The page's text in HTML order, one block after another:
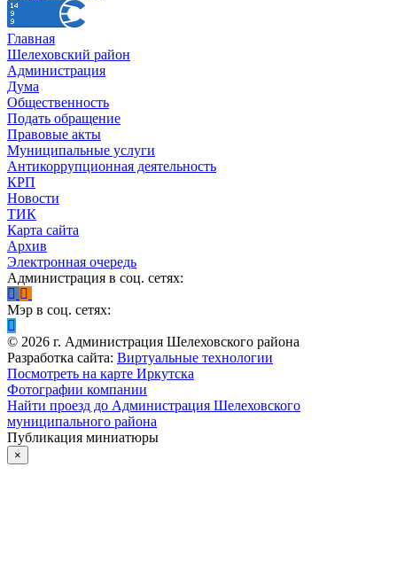
Главная
Шелеховский район
Администрация
Дума
Общественность
Подать обращение
Правовые акты
Муниципальные услуги
Антикоррупционная деятельность
КРП
Новости
ТИК
Карта сайта
Архив
Электронная очередь
Администрация в соц. сетях:
Мэр в соц. сетях:
© 2026 г. Администрация Шелеховского района
Разработка сайта: Виртуальные технологии
Посмотреть на карте Иркутска
Фотографии компании
Найти проезд до Администрация Шелеховского
муниципального района
Публикация миниатюры
×